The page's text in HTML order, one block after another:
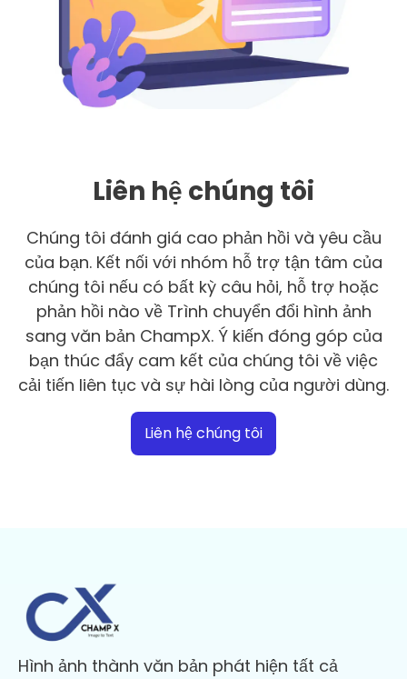
Liên hệ chúng tôi
Chúng tôi đánh giá cao phản hồi và yêu cầu
của bạn. Kết nối với nhóm hỗ trợ tận tâm của
chúng tôi nếu có bất kỳ câu hỏi, hỗ trợ hoặc
phản hồi nào về Trình chuyển đổi hình ảnh
sang văn bản ChampX. Ý kiến ​​đóng góp của
bạn thúc đẩy cam kết của chúng tôi về việc
cải tiến liên tục và sự hài lòng của người dùng.
Liên hệ chúng tôi
Hình ảnh thành văn bản phát hiện tất cả